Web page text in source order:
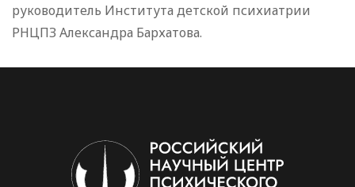
руководитель Института детской психиатрии
РНЦПЗ Александра Бархатова.